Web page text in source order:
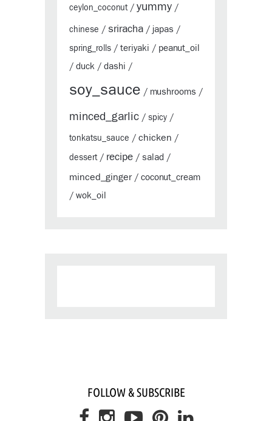
ceylon_coconut / yummy /
chinese / sriracha / japas /
spring_rolls / teriyaki / peanut_oil
/ duck / dashi /
soy_sauce / mushrooms /
minced_garlic / spicy /
tonkatsu_sauce / chicken /
dessert / recipe / salad /
minced_ginger/ coconut_cream
/ wok_oil
FOLLOW & SUBSCRIBE